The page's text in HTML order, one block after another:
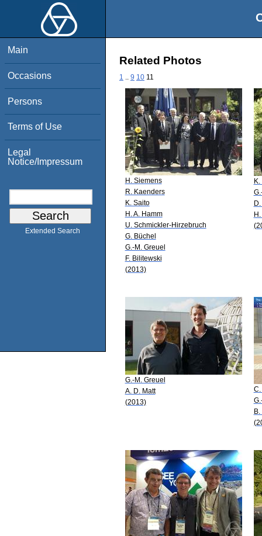
Main
Occasions
Persons
Terms of Use
Legal
Notice/Impressum
Extended Search
Related Photos
1 9 10 11
H. Siemens
R. Kaenders
K. Saito
H. A. Hamm
U. Schmickler-Hirzebruch
G. Büchel
G.-M. Greuel
F. Bilitewski
(2013)
G.-M. Greuel
A. D. Matt
(2013)
C.